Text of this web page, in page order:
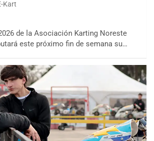
Kart
de la Asociación Karting Noreste
este próximo fin de semana su…